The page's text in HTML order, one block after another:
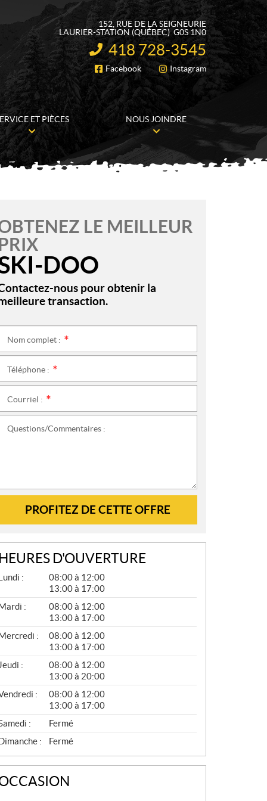
152, RUE DE LA SEIGNEURIE
LAURIER-STATION(QUÉBEC) G0S 1N0
INFORMATION :
418 728-3545
SUIVEZ-NOUS
Facebook Instagram
ET PIÈCES NOUS JOINDRE
LE MEILLEUR
DOO
nous pour obtenir la
transaction.
Nom complet :
Téléphone :
Courriel :
Questions/Commentaires :
PROFITEZ DE CETTE OFFRE
HEURES D'OUVERTURE
:
08:00 à 12:00
13:00 à 17:00
:
08:00 à 12:00
13:00 à 17:00
:
08:00 à 12:00
13:00 à 17:00
Jeudi :
08:00 à 12:00
13:00 à 20:00
:
08:00 à 12:00
13:00 à 17:00
:
Fermé
:
Fermé